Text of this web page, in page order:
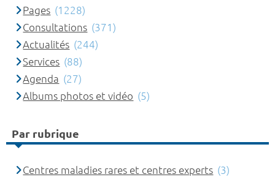
Pages (1228)
Consultations (371)
Actualités (244)
Services (88)
Agenda (27)
Albums photos et vidéo (5)
Par rubrique
Centres maladies rares et centres experts (3)